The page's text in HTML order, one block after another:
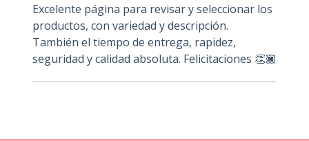
Excelente página para revisar y seleccionar los
productos, con variedad y descripción.
También el tiempo de entrega, rapidez,
seguridad y calidad absoluta. Felicitaciones 👏🏿